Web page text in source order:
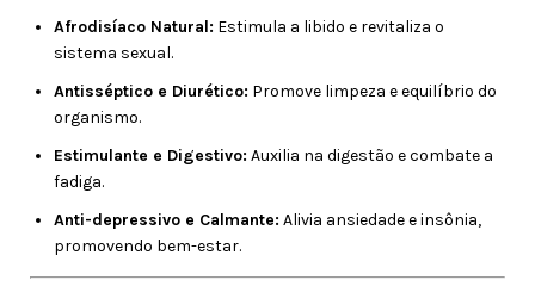
Afrodisíaco Natural: Estimula a libido e revitaliza o
sistema sexual.
Antisséptico e Diurético: Promove limpeza e equilíbrio do
organismo.
Estimulante e Digestivo: Auxilia na digestão e combate a
fadiga.
Anti-depressivo e Calmante: Alivia ansiedade e insônia,
promovendo bem-estar.